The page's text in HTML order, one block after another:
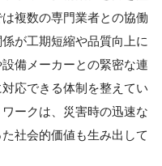
複数の専門業者との協働
が工期短縮や品質向上に
備メーカーとの緊密な連
応できる体制を整えてい
ークは、災害時の迅速な
社会的価値も生み出して